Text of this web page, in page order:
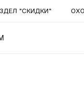
"СКИДКИ"